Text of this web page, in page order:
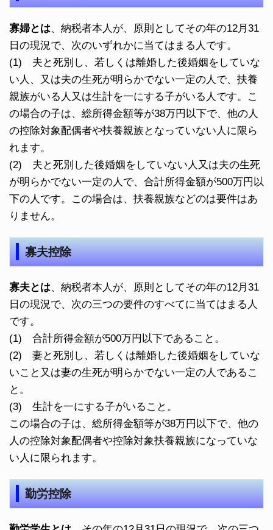
寡婦とは、納税者本人が、原則としてその年の12月31
日の現況で、次のいずれかに当てはまる人です。
(1) 夫と死別し、若しくは離婚した後婚姻をしていな
い人、又は夫の生死が明らかでない一定の人で、扶養
親族がいる人又は生計を一にする子がいる人です。こ
の場合の子は、総所得金額等が38万円以下で、他の人
の控除対象配偶者や扶養親族となっていない人に限ら
れます。
(2) 夫と死別した後婚姻をしていない人又は夫の生死
が明らかでない一定の人で、合計所得金額が500万円以
下の人です。この場合は、扶養親族などのは要件はあ
りません。
寡夫控除
寡夫とは、納税者本人が、原則としてその年の12月31
日の現況で、次の三つの要件のすべてに当てはまる人
です。
(1) 合計所得金額が500万円以下であること。
(2) 妻と死別し、若しくは離婚した後婚姻をしていな
いこと又は妻の生死が明らかでない一定の人であるこ
と。
(3) 生計を一にする子がいること。
この場合の子は、総所得金額等が38万円以下で、他の
人の控除対象配偶者や控除対象扶養親族になっていな
い人に限られます。
勤労控除